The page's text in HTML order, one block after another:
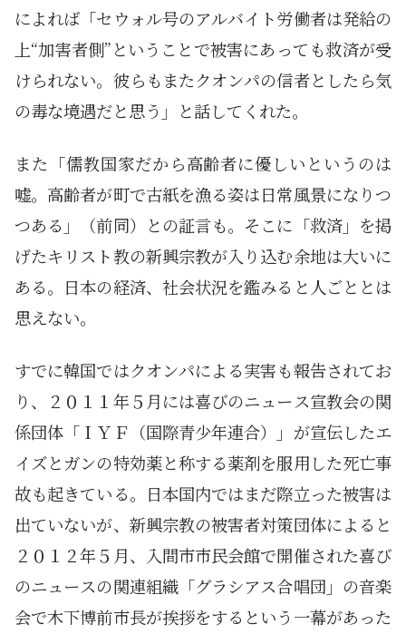
によれば「セウォル号のアルバイト労働者は発給の
上“加害者側”ということで被害にあっても救済が受
けられない。彼らもまたクオンパの信者としたら気
の毒な境遇だと思う」と話してくれた。
また「儒教国家だから高齢者に優しいというのは
嘘。高齢者が町で古紙を漁る姿は日常風景になりつ
つある」（前同）との証言も。そこに「救済」を掲
げたキリスト教の新興宗教が入り込む余地は大いに
ある。日本の経済、社会状況を鑑みると人ごととは
思えない。
すでに韓国ではクオンパによる実害も報告されてお
り、２０１１年５月には喜びのニュース宣教会の関
係団体「ＩＹＦ（国際青少年連合）」が宣伝したエ
イズとガンの特効薬と称する薬剤を服用した死亡事
故も起きている。日本国内ではまだ際立った被害は
出ていないが、新興宗教の被害者対策団体によると
２０１２年５月、入間市市民会館で開催された喜び
のニュースの関連組織「グラシアス合唱団」の音楽
会で木下博前市長が挨拶をするという一幕があった